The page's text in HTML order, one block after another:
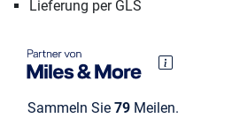
Lieferung per GLS
Sammeln Sie 79 Meilen.